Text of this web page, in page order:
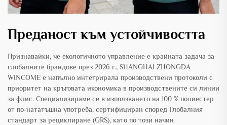
Преданост към устойчивостта
Признавайки, че екологичното управление е крайната задача за
глобалните брандове през 2026 г., SHANGHAI ZHONGDA
WINCOME е напълно интегрирала производствени протоколи с
приоритет на кръговата икономика в производствените си линии
за флис. Специализираме се в използването на 100 % полиестер
от по-нататъшна употреба, сертифициран според Глобалния
стандарт за рециклиране (GRS), като по този начин